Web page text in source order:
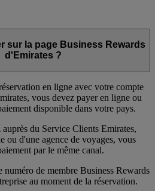
sur la page Business Rewards
d'Emirates ?
en ligne avec votre compte
vous devez payer en ligne ou
disponible dans votre pays.
du Service Clients Emirates,
ou d'une agence de voyages, vous
par le même canal.
numéro de membre Business Rewards
au moment de la réservation.